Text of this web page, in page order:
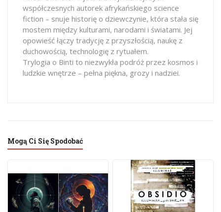
współczesnych autorek afrykańskiego science
fiction – snuje historię o dziewczynie, która stała się
mostem między kulturami, narodami i światami. Jej
opowieść łączy tradycję z przyszłością, naukę z
duchowością, technologię z rytuałem.
Trylogia o Binti to niezwykła podróż przez kosmos i
ludzkie wnętrze – pełna piękna, grozy i nadziei.
Mogą Ci Się Spodobać